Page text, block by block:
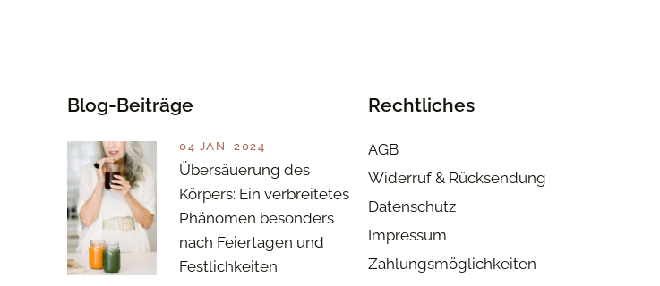
Blog-Beiträge
04 JAN. 2024
Übersäuerung des
Körpers: Ein verbreitetes
Phänomen besonders
nach Feiertagen und
Festlichkeiten
Rechtliches
AGB
Widerruf & Rücksendung
Datenschutz
Impressum
Zahlungsmöglichkeiten